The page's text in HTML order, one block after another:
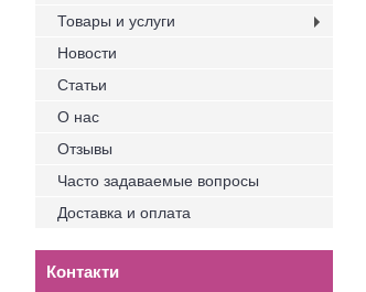
Товары и услуги
Новости
Статьи
О нас
Отзывы
Часто задаваемые вопросы
Доставка и оплата
Контакти